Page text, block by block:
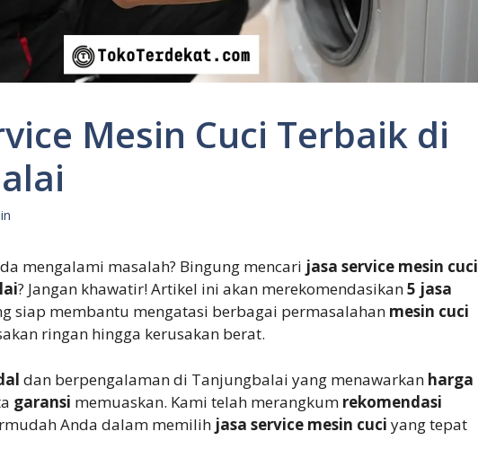
Mesin Cuci Terbaik di
mengalami masalah? Bingung mencari jasa service mesin cuci
? Jangan khawatir! Artikel ini akan merekomendasikan5 jasa
siap membantu mengatasi berbagai permasalahan mesin cuci
ringan hingga kerusakan berat.
dan berpengalaman di Tanjungbalai yang menawarkan harga
garansi memuaskan. Kami telah merangkum rekomendasi
Anda dalam memilih jasa service mesin cuci yang tepat